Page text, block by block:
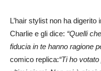
L’hair stylist non ha digerito
Charlie e gli dice: “Quelli
fiducia in te hanno ragione
comico replica:“Ti ho